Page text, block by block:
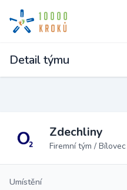
Detail týmu
Zdechliny
Firemní tým / Bílovec
Umístění